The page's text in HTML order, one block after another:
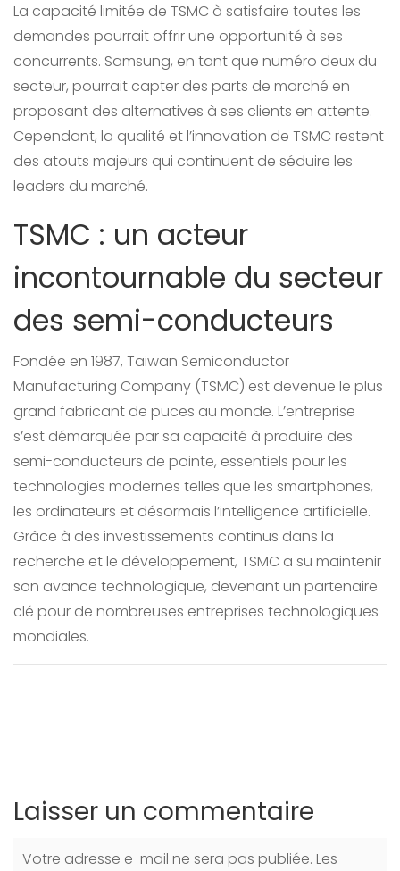
La capacité limitée de TSMC à satisfaire toutes les
demandes pourrait offrir une opportunité à ses
concurrents. Samsung, en tant que numéro deux du
secteur, pourrait capter des parts de marché en
proposant des alternatives à ses clients en attente.
Cependant, la qualité et l’innovation de TSMC restent
des atouts majeurs qui continuent de séduire les
leaders du marché.
TSMC : un acteur
incontournable du secteur
des semi-conducteurs
Fondée en 1987, Taiwan Semiconductor
Manufacturing Company (TSMC) est devenue le plus
grand fabricant de puces au monde. L’entreprise
s’est démarquée par sa capacité à produire des
semi-conducteurs de pointe, essentiels pour les
technologies modernes telles que les smartphones,
les ordinateurs et désormais l’intelligence artificielle.
Grâce à des investissements continus dans la
recherche et le développement, TSMC a su maintenir
son avance technologique, devenant un partenaire
clé pour de nombreuses entreprises technologiques
mondiales.
Laisser un commentaire
Votre adresse e-mail ne sera pas publiée. Les